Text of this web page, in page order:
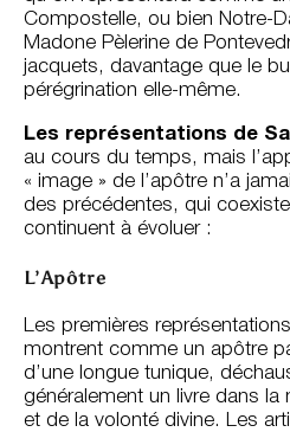
Compostelle, ou bien Notre-
Madone Pèlerine de
jacquets, davantage que le
pérégrination elle-même.
Les représentations de
au cours du temps, mais
« image » de l’apôtre n’a
des précédentes, qui
continuent à évoluer :
L’Apôtre
Les premières
montrent comme un apôtre
d’une longue tunique,
généralement un livre dans
et de la volonté divine. Les